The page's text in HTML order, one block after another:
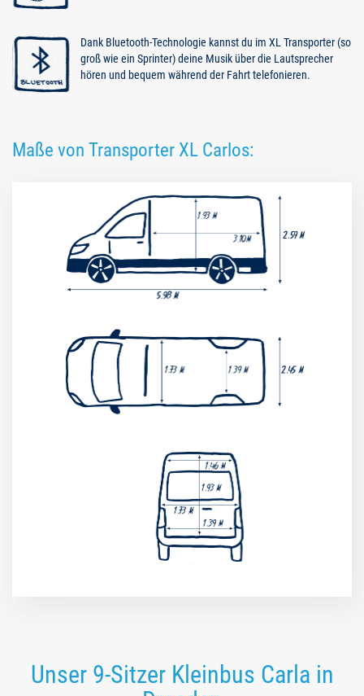
Dank Bluetooth-Technologie kannst du im XL Transporter (so
groß wie ein Sprinter) deine Musik über die Lautsprecher
hören und bequem während der Fahrt telefonieren.
Maße von Transporter XL Carlos:
Unser 9-Sitzer Kleinbus Carla in